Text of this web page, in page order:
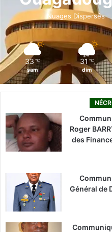
o
k
i
n
Nuages Dispersés
33 ℃
sam
31 ℃
dim
Roger
des
Général de